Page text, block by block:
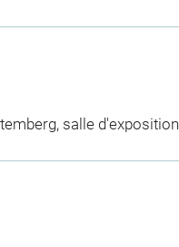
salle d'exposition